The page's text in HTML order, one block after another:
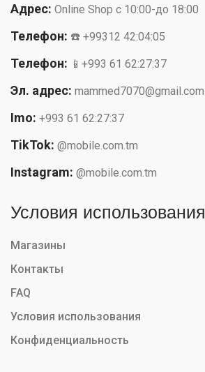
Адрес: Online Shop с 10:00-до 18:00
Телефон: ☎️ +99312 42:04:05
Телефон: 📱+993 61 62:27:37
Эл. адрес: mammed7070@gmail.com
Imo: +993 61 62:27:37
TikTok: @mobile.com.tm
Instagram: @mobile.com.tm
Условия использования
Магазины
Контакты
FAQ
Условия использования
Конфиденциальность